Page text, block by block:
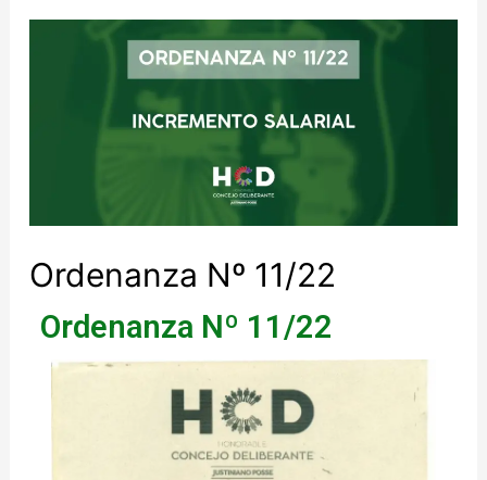
Ordenanza Nº 11/22
Ordenanza Nº 11/22